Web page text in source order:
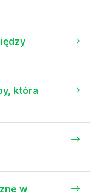
która
w